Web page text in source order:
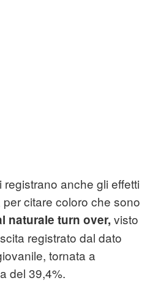
anche gli effetti
citare coloro che sono
naturale turn over, visto
registrato dal dato
tornata a
del 39,4%.